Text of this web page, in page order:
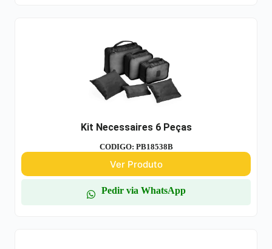
Kit Necessaires 6 Peças
CODIGO: PB18538B
Ver Produto
Pedir via WhatsApp